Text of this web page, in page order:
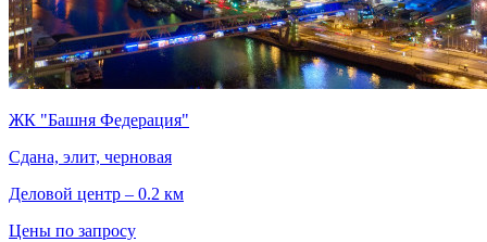
ЖК "Башня Федерация"
Сдана, элит, черновая
Деловой центр – 0.2 км
Цены по запросу